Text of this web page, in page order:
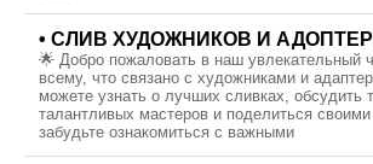
• СЛИВ ХУДОЖНИКОВ И
🌟 Добро пожаловать в наш увлекательный
всему, что связано с художниками и
можете узнать о лучших сливках, обсудить
талантливых мастеров и поделиться
забудьте ознакомиться с важными